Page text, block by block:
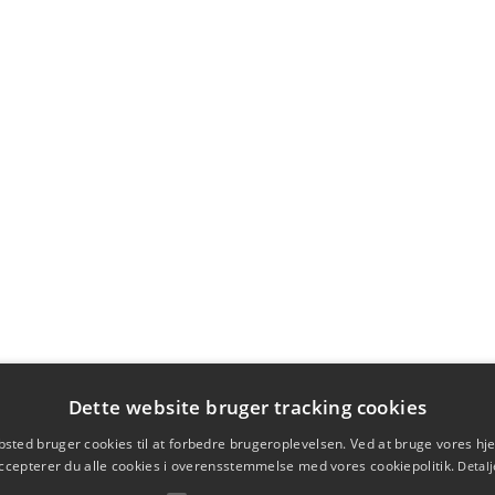
Dette website bruger tracking cookies
bruger cookies til at forbedre brugeroplevelsen. Ved at bruge vores
du alle cookies i overensstemmelse med vores cookiepolitik.